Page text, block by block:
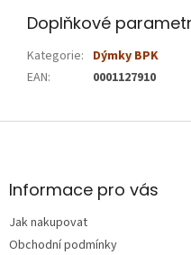
Doplňkové
Kategorie: Dýmky BPK
EAN: 0001127910
Z
aInformace pro vás
Jak nakupovat
Obchodní podmínky